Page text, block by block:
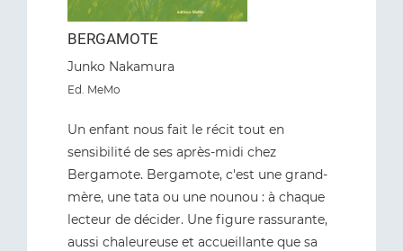
BERGAMOTE
Junko Nakamura
Ed. MeMo
Un enfant nous fait le récit tout en
sensibilité de ses après-midi chez
Bergamote. Bergamote, c'est une grand-
mère, une tata ou une nounou : à chaque
lecteur de décider. Une figure rassurante,
aussi chaleureuse et accueillante que sa